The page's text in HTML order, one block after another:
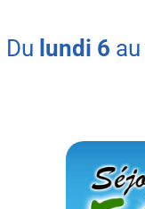
du lundi 6 au